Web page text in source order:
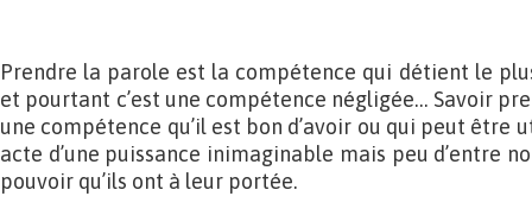
Prendre la parole est la compétence qui détient le
et pourtant c’est une compétence négligée… Savoir
une compétence qu’il est bon d’avoir ou qui peut être
acte d’une puissance inimaginable mais peu d’entre
pouvoir qu’ils ont à leur portée.